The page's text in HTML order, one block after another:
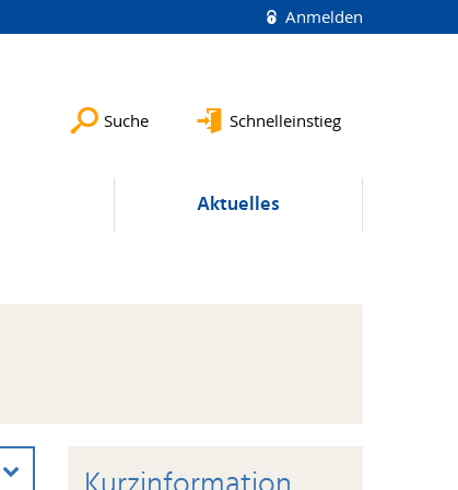
Anmelden
Suche Schnelleinstieg
Aktuelles